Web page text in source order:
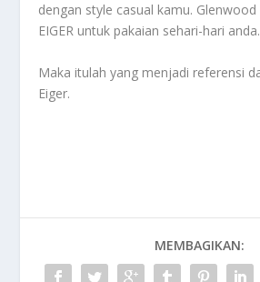
dengan style casual kamu.
EIGER untuk pakaian sehari-hari anda.
Maka itulah yang menjadi referensi
Eiger.
MEMBAGIKAN: